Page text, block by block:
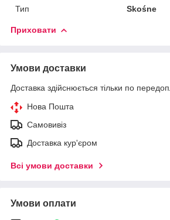
Тип
Skośne
Приховати
Умови доставки
Доставка здійснюється тільки по
Нова Пошта
Самовивіз
Доставка кур'єром
Всі умови доставки
Умови оплати